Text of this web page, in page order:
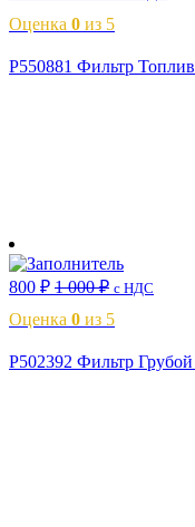
Оценка 0 из 5
P550881 Фильтр
800 ₽ 1 000₽ с НДС
Оценка 0 из 5
P502392 Фильтр